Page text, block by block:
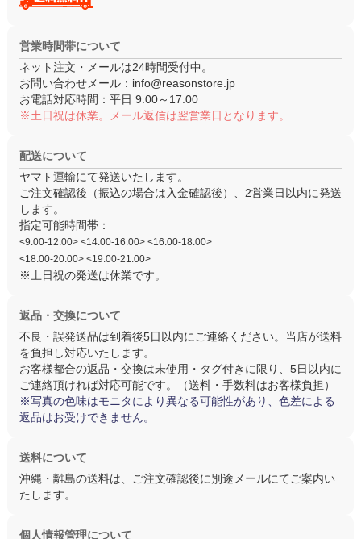
営業時間帯について
ネット注文・メールは24時間受付中。
お問い合わせメール： info@reasonstore.jp
お電話対応時間： 平日 9:00～17:00
※土日祝は休業。メール返信は翌営業日となります。
配送について
ヤマト運輸にて発送いたします。
ご注文確認後（振込の場合は入金確認後）、 2営業日以内に発送
します。
指定可能時間帯：
<9:00-12:00> <14:00-16:00> <16:00-18:00>
<18:00-20:00> <19:00-21:00>
※土日祝の発送は休業です。
返品・交換について
不良・誤発送品は到着後5日以内にご連絡ください。当店が送料
を負担し対応いたします。
お客様都合の返品・交換は未使用・タグ付き に限り、5日以内に
ご連絡頂ければ対応可能です。（送料・手数料はお客様負担）
※写真の色味はモニタにより異なる可能性があり、色差による
返品はお受けできません。
送料について
沖縄・離島の送料は、ご注文確認後に別途メールにてご案内い
たします。
個人情報管理について